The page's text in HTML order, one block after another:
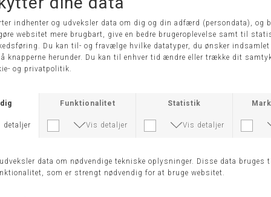
40
DKK 1.799,00 DKK 899,50
40
-50%